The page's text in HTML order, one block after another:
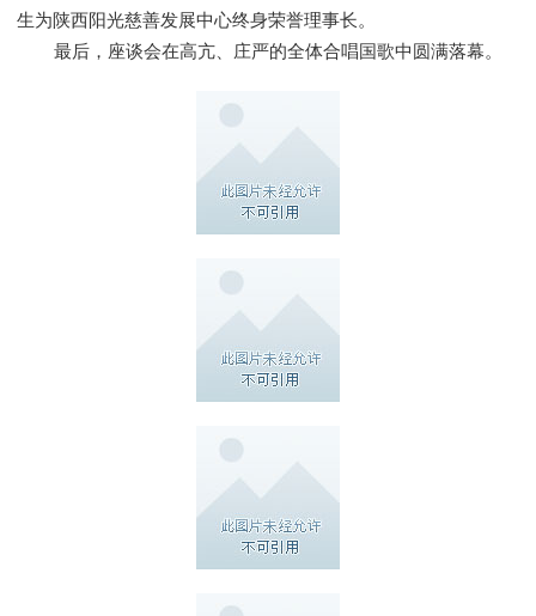
生为陕西阳光慈善发展中心终身荣誉理事长。
最后，座谈会在高亢、庄严的全体合唱国歌中圆满落幕。